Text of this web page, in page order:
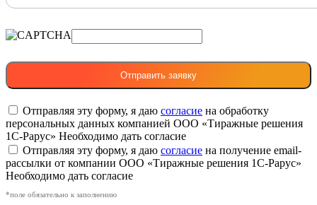
Отправляя эту форму, я даю согласие на обработку
персональных данных компанией ООО «Тиражные решения
1С-Рарус» Необходимо дать согласие
Отправляя эту форму, я даю согласие на получение email-
рассылки от компании ООО «Тиражные решения 1С-Рарус»
Необходимо дать согласие
*поле обязательно к заполнению